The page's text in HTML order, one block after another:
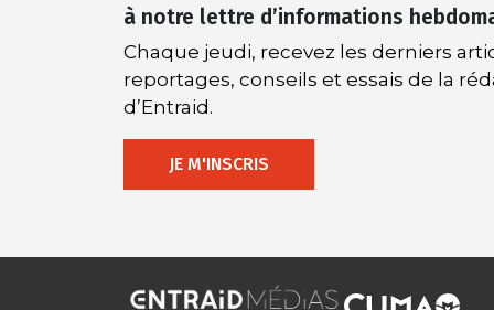
à notre lettre d’informations
Chaque jeudi, recevez les derniers
reportages, conseils et essais de la
d’Entraid.
JE M'INSCRIS